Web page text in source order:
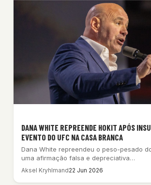
DANA WHITE REPREENDE HOKIT APÓS
EVENTO DO UFC NA CASA BRANCA
Dana White repreendeu o peso-pesado
uma afirmação falsa e depreciativa…
Aksel Kryhlmand22 Jun 2026